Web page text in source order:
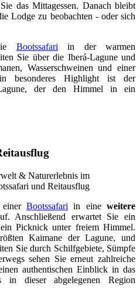
das Mittagessen. Danach bleibt
Lodge zu beobachten - oder sich
Bootssafari in der warmen
Sie über die Iberá‑Lagune und
Wasserschweinen und einer
besonderes Highlight ist der
der den Himmel in ein
Bootssafari in eine weitere
Anschließend erwartet Sie ein
Picknick unter freiem Himmel.
Kaimane der Lagune, und
Sie durch Schilfgebiete, Sümpfe
sehen Sie erneut zahlreiche
authentischen Einblick in das
in dieser abgelegenen Region